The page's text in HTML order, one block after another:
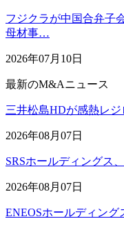
フジクラが中国合弁子
母材事…
2026年07月10日
最新のM&Aニュース
三井松島HDが感熱レ
2026年08月07日
SRSホールディングス
2026年08月07日
ENEOSホールディン